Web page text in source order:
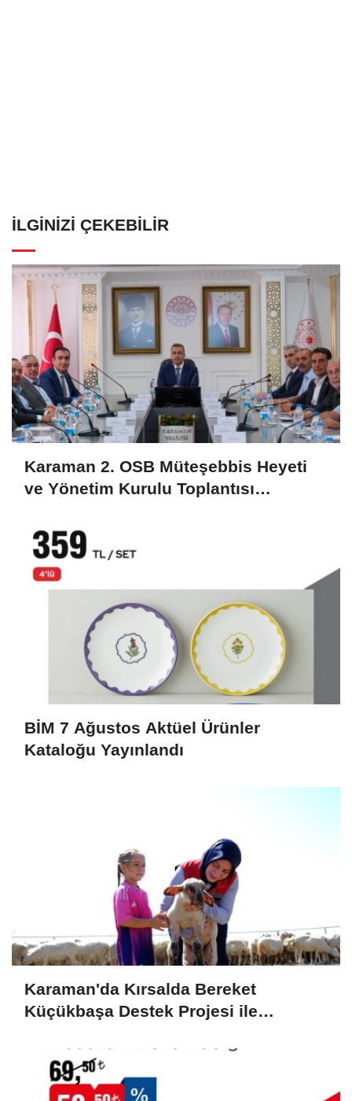
İLGINIZI ÇEKEBILIR
Karaman 2. OSB Müteşebbis Heyeti
ve Yönetim Kurulu Toplantısı
BİM 7 Ağustos Aktüel Ürünler
Kataloğu Yayınlandı
Karaman'da Kırsalda Bereket
Küçükbaşa Destek Projesi ile